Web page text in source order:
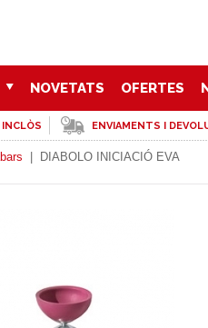
NOVETATS OFERTES
INCLÒS ENVIAMENTS I
DIABOLO INICIACIÓ EVA